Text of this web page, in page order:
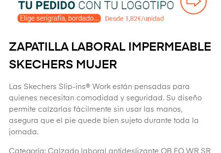
ZAPATILLA LABORAL IMPERMEABLE
SKECHERS MUJER
Las Skechers Slip-ins® Work están pensadas para
quienes necesitan comodidad y seguridad. Su diseño
permite calzarlas fácilmente sin usar las manos,
asegura que el pie quede bien sujeto durante toda la
jornada.
Categoría: Calzado laboral antideslizante OB FO WR SR